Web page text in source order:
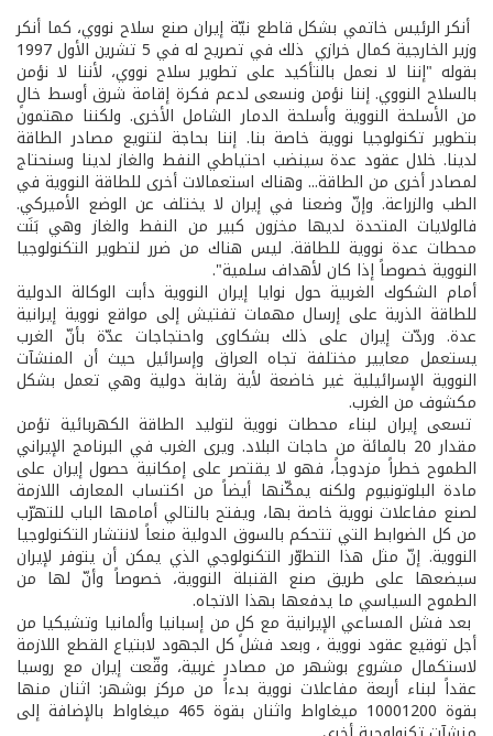
­ أنكر الرئيس خاتمي بشكل قاطع نيّة إيران صنع سلاح نووي، كما أنكر
وزير الخارجية كمال خرازي ذلك في تصريح له في 5 تشرين الأول 1997
بقوله "إننا لا نعمل بالتأكيد على تطوير سلاح نووي، لأننا لا نؤمن
بالسلاح النووي. إننا نؤمن ونسعى لدعم فكرة إقامة شرق أوسط خالٍ
من الأسلحة النووية وأسلحة الدمار الشامل الأخرى. ولكننا مهتمون
بتطوير تكنولوجيا نووية خاصة بنا. إننا بحاجة لتنويع مصادر الطاقة
لدينا. خلال عقود عدة سينضب احتياطي النفط والغاز لدينا وسنحتاج
لمصادر أخرى من الطاقة... وهناك استعمالات أخرى للطاقة النووية في
الطب والزراعة. وإنّ وضعنا في إيران لا يختلف عن الوضع الأميركي.
فالولايات المتحدة لديها مخزون كبير من النفط والغاز وهي بَنَت
محطات عدة نووية للطاقة. ليس هناك من ضرر لتطوير التكنولوجيا
النووية خصوصاً إذا كان لأهداف سلمية".
أمام الشكوك الغربية حول نوايا إيران النووية دأبت الوكالة الدولية
للطاقة الذرية على إرسال مهمات تفتيش إلى مواقع نووية إيرانية
عدة. وردّت إيران على ذلك بشكاوى واحتجاجات عدّة بأنّ الغرب
يستعمل معايير مختلفة تجاه العراق وإسرائيل حيث أن المنشآت
النووية الإسرائيلية غير خاضعة لأية رقابة دولية وهي تعمل بشكل
مكشوف من الغرب.
تسعى إيران لبناء محطات نووية لتوليد الطاقة الكهربائية تؤمن
مقدار 20 بالمائة من حاجات البلاد. ويرى الغرب في البرنامج الإيراني
الطموح خطراً مزدوجاً، فهو لا يقتصر على إمكانية حصول إيران على
مادة البلوتونيوم ولكنه يمكّنها أيضاً من اكتساب المعارف اللازمة
لصنع مفاعلات نووية خاصة بها، ويفتح بالتالي أمامها الباب للتهرّب
من كل الضوابط التي تتحكم بالسوق الدولية منعاً لانتشار التكنولوجيا
النووية. إنّ مثل هذا التطوّر التكنولوجي الذي يمكن أن يتوفر لإيران
سيضعها على طريق صنع القنبلة النووية، خصوصاً وأنّ لها من
الطموح السياسي ما يدفعها بهذا الاتجاه.
بعد فشل المساعي الإيرانية مع كلٍ من إسبانيا وألمانيا وتشيكيا من
أجل توقيع عقود نووية ، وبعد فشل كل الجهود لابتياع القطع اللازمة
لاستكمال مشروع بوشهر من مصادر غربية، وقّعت إيران مع روسيا
عقداً لبناء أربعة مفاعلات نووية بدءاً من مركز بوشهر: اثنان منها
بقوة 1000­1200 ميغاواط واثنان بقوة 465 ميغاواط بالإضافة إلى